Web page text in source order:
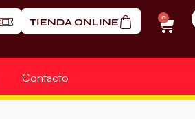
TIENDA ONLINE 0
Contacto